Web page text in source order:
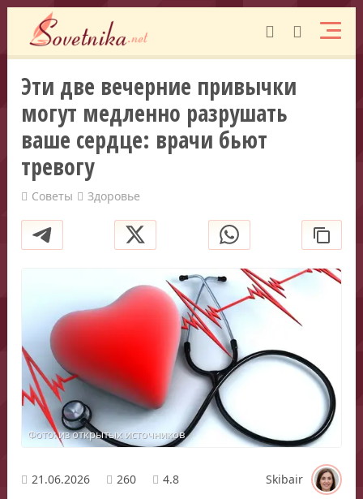
Эти две вечерние привычки
могут медленно разрушать
ваше сердце: врачи бьют
тревогу
Советы Здоровье
Фото: из открытых источников
21.06.2026 260 4.8 Skibair